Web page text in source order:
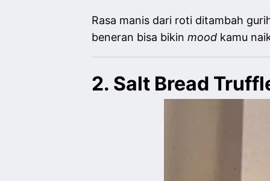
Rasa manis dari roti ditambah
beneran bisa bikin moodkamu
2. Salt Bread